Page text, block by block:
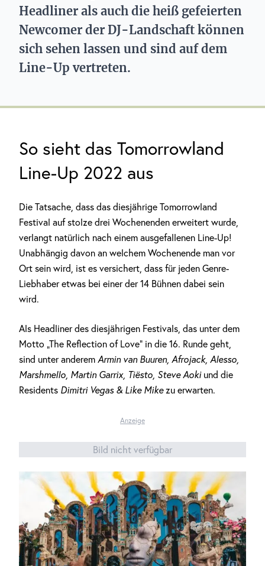
Headliner als auch die heiß gefeierten
Newcomer der DJ-Landschaft können
sich sehen lassen und sind auf dem
Line-Up vertreten.
So sieht das Tomorrowland
Line-Up 2022 aus
Die Tatsache, dass das diesjährige Tomorrowland
Festival auf stolze drei Wochenenden erweitert wurde,
verlangt natürlich nach einem ausgefallenen Line-Up!
Unabhängig davon an welchem Wochenende man vor
Ort sein wird, ist es versichert, dass für jeden Genre-
Liebhaber etwas bei einer der 14 Bühnen dabei sein
wird.
Als Headliner des diesjährigen Festivals, das unter dem
Motto „The Reflection of Love“ in die 16. Runde geht,
sind unter anderem Armin van Buuren, Afrojack, Alesso,
Marshmello, Martin Garrix, Tiësto, Steve Aokiund die
Residents Dimitri Vegas & Like Mikezu erwarten.
Anzeige
Bild nicht verfügbar